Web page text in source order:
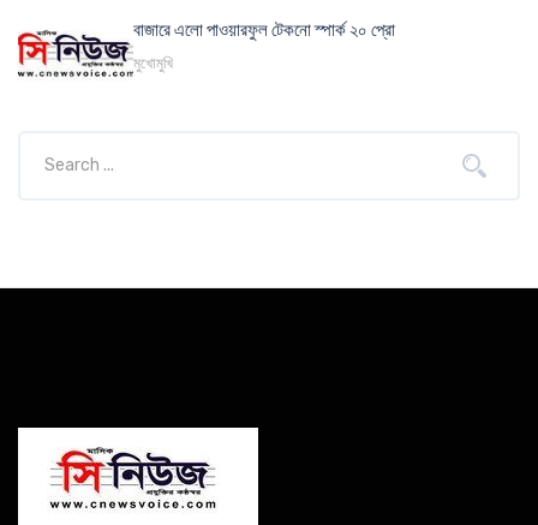
বাজারে এলো পাওয়ারফুল টেকনো স্পার্ক ২০ প্রো
মুখোমুখি